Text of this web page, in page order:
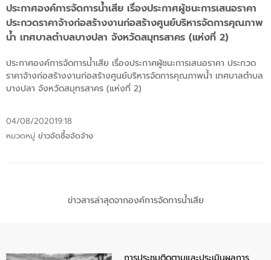
ประกาศองค์การจัดการน้ำเสีย เรื่องประกาศผู้ชนะการเสนอราคา
ประกวดราคาจ้างก่อสร้างงานก่อสร้างศูนย์บริหารจัดการคุณภาพ
น้ำ เทศบาลตำบลบางปลา จังหวัดสมุทรสาคร (แห่งที่ 2)
ประกาศองค์การจัดการน้ำเสีย เรื่องประกาศผู้ชนะการเสนอราคา ประกวด
ราคาจ้างก่อสร้างงานก่อสร้างศูนย์บริหารจัดการคุณภาพน้ำ เทศบาลตำบล
บางปลา จังหวัดสมุทรสาคร (แห่งที่ 2)
04/08/202019:18
หมวดหมู่ ข่าวจัดซื้อจัดจ้าง
ข่าวสารล่าสุดจากองค์การจัดการน้ำเสีย